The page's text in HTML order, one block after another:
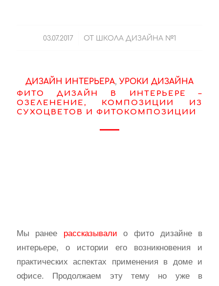
03.07.2017
/ ОТ ШКОЛА ДИЗАЙНА №1
ДИЗАЙН ИНТЕРЬЕРА, УРОКИ ДИЗАЙНА
ФИТО ДИЗАЙН В ИНТЕРЬЕРЕ –
ОЗЕЛЕНЕНИЕ, КОМПОЗИЦИИ ИЗ
СУХОЦВЕТОВ И ФИТОКОМПОЗИЦИИ
Мы ранее рассказывали о фито дизайне в
интерьере, о истории его возникновения и
практических аспектах применения в доме и
офисе. Продолжаем эту тему но уже в